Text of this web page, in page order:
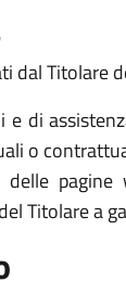
dal Titolare
di
o
delle
Titolare a